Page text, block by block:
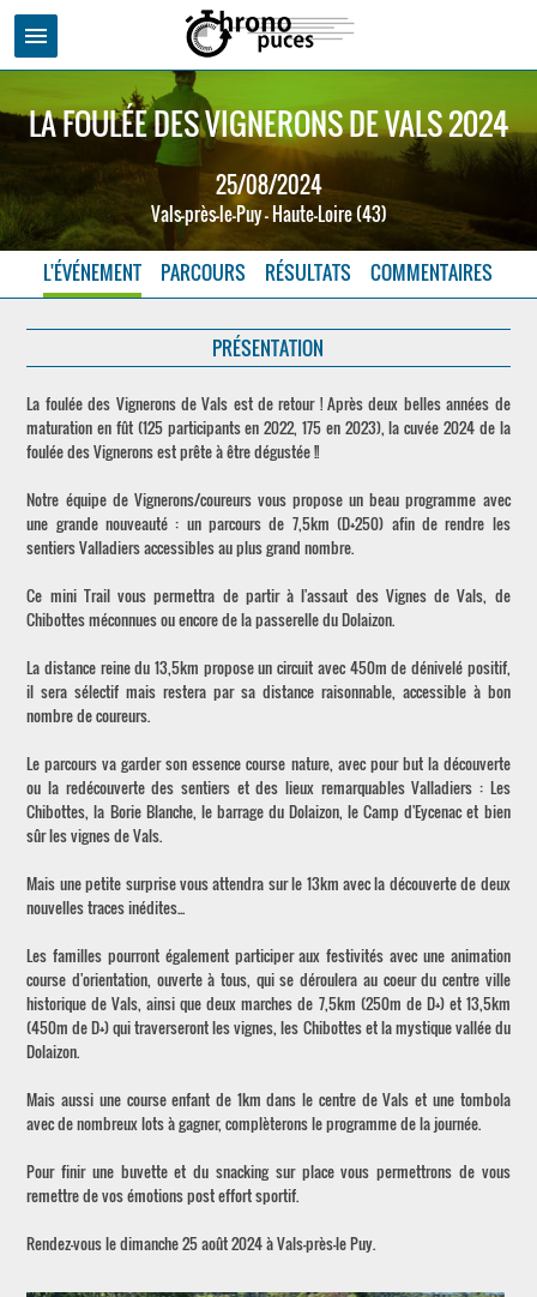
menu
LA FOULÉE DES VIGNERONS DE VALS 2024
25/08/2024
Vals-près-le-Puy - Haute-Loire (43)
L'ÉVÉNEMENT PARCOURS RÉSULTATS COMMENTAIRES
PRÉSENTATION
La foulée des Vignerons de Vals est de retour ! Après deux belles années de
maturation en fût (125 participants en 2022, 175 en 2023), la cuvée 2024 de la
foulée des Vignerons est prête à être dégustée !!
Notre équipe de Vignerons/coureurs vous propose un beau programme avec
une grande nouveauté : un parcours de 7,5km (D+250) afin de rendre les
sentiers Valladiers accessibles au plus grand nombre.
Ce mini Trail vous permettra de partir à l'assaut des Vignes de Vals, de
Chibottes méconnues ou encore de la passerelle du Dolaizon.
La distance reine du 13,5km propose un circuit avec 450m de dénivelé positif,
il sera sélectif mais restera par sa distance raisonnable, accessible à bon
nombre de coureurs.
Le parcours va garder son essence course nature, avec pour but la découverte
ou la redécouverte des sentiers et des lieux remarquables Valladiers : Les
Chibottes, la Borie Blanche, le barrage du Dolaizon, le Camp d'Eycenac et bien
sûr les vignes de Vals.
Mais une petite surprise vous attendra sur le 13km avec la découverte de deux
nouvelles traces inédites...
Les familles pourront également participer aux festivités avec une animation
course d'orientation, ouverte à tous, qui se déroulera au coeur du centre ville
historique de Vals, ainsi que deux marches de 7,5km (250m de D+) et 13,5km
(450m de D+) qui traverseront les vignes, les Chibottes et la mystique vallée du
Dolaizon.
Mais aussi une course enfant de 1km dans le centre de Vals et une tombola
avec de nombreux lots à gagner, complèterons le programme de la journée.
Pour finir une buvette et du snacking sur place vous permettrons de vous
remettre de vos émotions post effort sportif.
Rendez-vous le dimanche 25 août 2024 à Vals-près-le Puy.